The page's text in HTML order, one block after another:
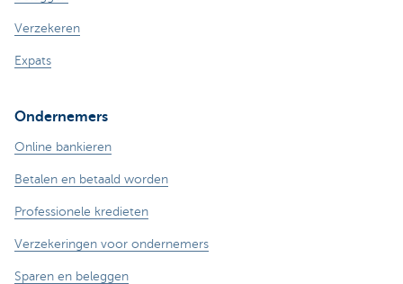
Verzekeren
Expats
Ondernemers
Online bankieren
Betalen en betaald worden
Professionele kredieten
Verzekeringen voor ondernemers
Sparen en beleggen